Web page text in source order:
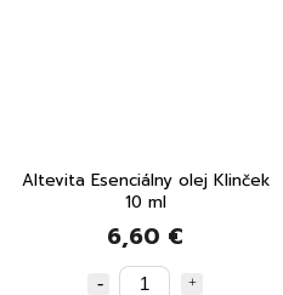
Altevita Esenciálny olej Klinček
10 ml
6,60 €